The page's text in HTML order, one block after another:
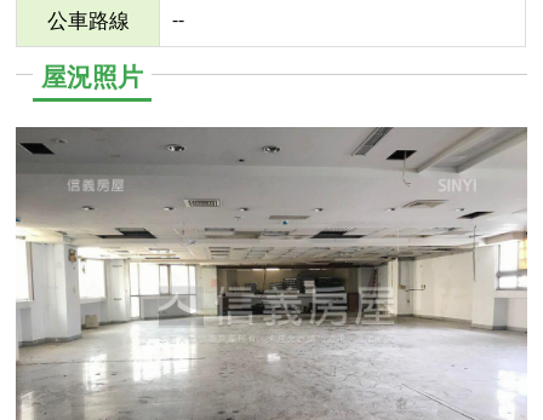
公車路線 --
屋況照片